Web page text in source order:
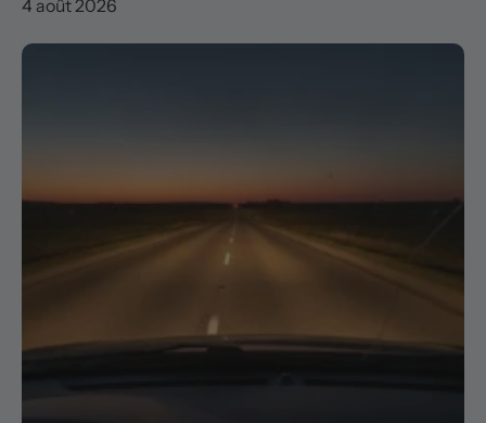
4 août 2026